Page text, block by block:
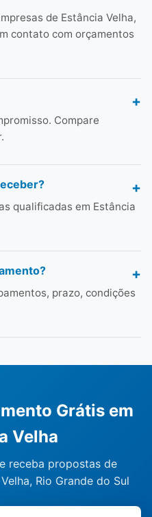
de Estância Velha,
contato com orçamentos
Compare
qualificadas em Estância
prazo, condições
Grátis em
Velha
receba propostas de
Rio Grande do Sul